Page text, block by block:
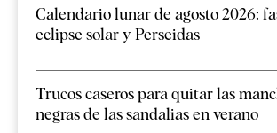
Calendario lunar de agosto 2026:
eclipse solar y Perseidas
Trucos caseros para quitar las
negras de las sandalias en verano